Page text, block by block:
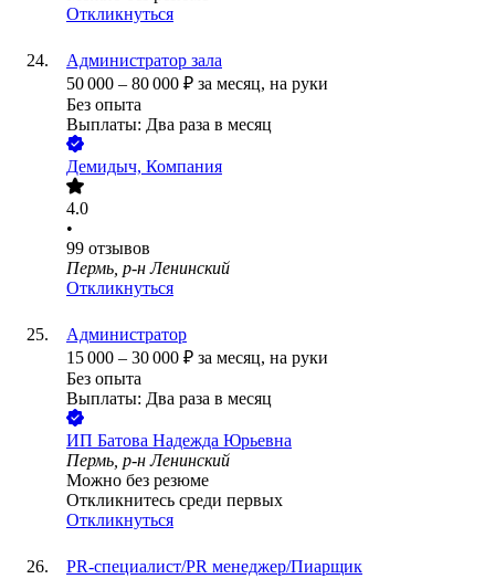
Откликнуться
Администратор зала
50 000 – 80 000 ₽ за месяц, на руки
Без опыта
Выплаты: Два раза в месяц
Демидыч, Компания
4.0
•
99 отзывов
Пермь, р-н Ленинский
Откликнуться
Администратор
15 000 – 30 000 ₽ за месяц, на руки
Без опыта
Выплаты: Два раза в месяц
ИП Батова Надежда Юрьевна
Пермь, р-н Ленинский
Можно без резюме
Откликнитесь среди первых
Откликнуться
PR-специалист/PR менеджер/Пиарщик